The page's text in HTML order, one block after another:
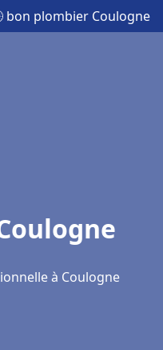
bon plombier Coulogne
à Coulogne